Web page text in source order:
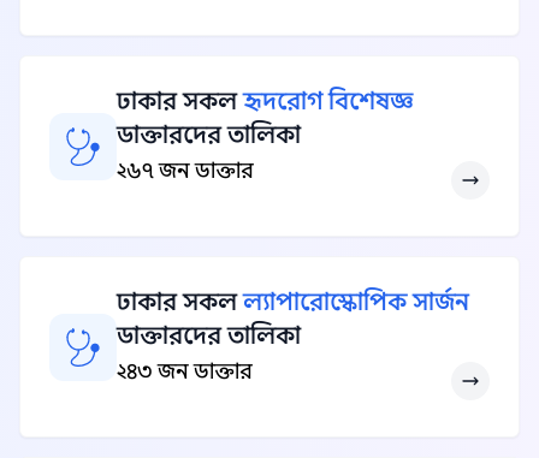
ঢাকার সকলহৃদরোগ বিশেষজ্ঞ
ডাক্তারদের তালিকা
২৬৭ জন ডাক্তার
ঢাকার সকলল্যাপারোস্কোপিক সার্জন
ডাক্তারদের তালিকা
২৪৩ জন ডাক্তার